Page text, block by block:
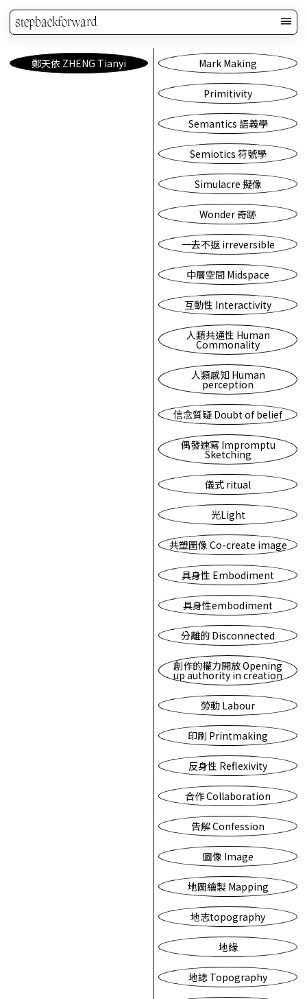
stepbackforward
Mark Making
Primitivity
Semantics 語義學
Semiotics 符號學
Simulacre 擬像
Wonder 奇跡
一去不返 irreversible
中層空間 Midspace
互動性 Interactivity
人類共通性 Human
Commonality
人類感知 Human
perception
信念質疑 Doubt of belief
偶發速寫 Impromptu
Sketching
儀式 ritual
光Light
共塑圖像 Co-create image
具身性 Embodiment
具身性embodiment
分離的 Disconnected
創作的權力開放 Opening
up authority in creation
勞動 Labour
印刷 Printmaking
反身性 Reflexivity
合作 Collaboration
告解 Confession
圖像 Image
地圖繪製 Mapping
地志topography
地緣
地誌 Topography
鄭天依 ZHENG Tianyi